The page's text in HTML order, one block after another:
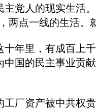
党人的现实生活
两点一线的生活。
年里，有成百上
国的民主事业贡
工厂资产被中共权